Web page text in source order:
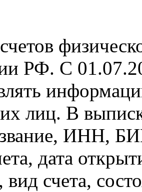
РФ. С
лиц. В
ИНН,
дата
вид счета,